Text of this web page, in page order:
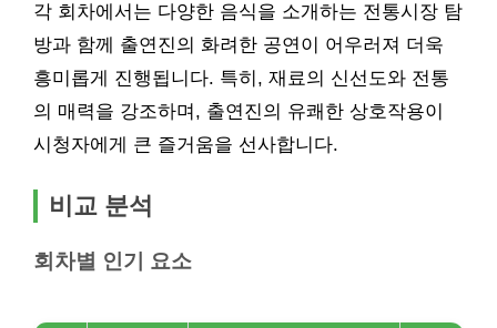
각 회차에서는 다양한 음식을 소개하는 전통시장 탐
방과 함께 출연진의 화려한 공연이 어우러져 더욱
흥미롭게 진행됩니다. 특히, 재료의 신선도와 전통
의 매력을 강조하며, 출연진의 유쾌한 상호작용이
시청자에게 큰 즐거움을 선사합니다.
비교 분석
회차별 인기 요소